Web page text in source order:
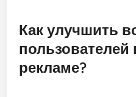
Как улучшить
рекламе?